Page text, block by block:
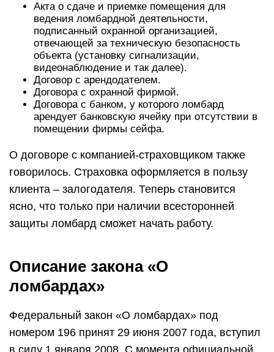
Акта о сдаче и приемке помещения для
ведения ломбардной деятельности,
подписанный охранной организацией,
отвечающей за техническую безопасность
объекта (установку сигнализации,
видеонаблюдение и так далее).
Договор с арендодателем.
Договора с охранной фирмой.
Договора с банком, у которого ломбард
арендует банковскую ячейку при отсутствии в
помещении фирмы сейфа.
О договоре с компанией-страховщиком также
говорилось. Страховка оформляется в пользу
клиента – залогодателя. Теперь становится
ясно, что только при наличии всесторонней
защиты ломбард сможет начать работу.
Описание закона «О
ломбардах»
Федеральный закон «О ломбардах» под
номером 196 принят 29 июня 2007 года, вступил
в силу 1 января 2008. С момента официальной